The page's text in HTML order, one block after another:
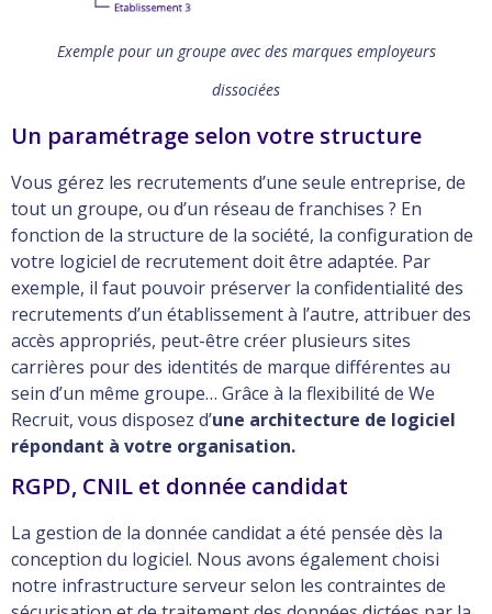
Exemple pour un groupe avec des marques employeurs
dissociées
Un paramétrage selon votre structure
Vous gérez les recrutements d’une seule entreprise, de
tout un groupe, ou d’un réseau de franchises ? En
fonction de la structure de la société, la configuration de
votre logiciel de recrutement doit être adaptée. Par
exemple, il faut pouvoir préserver la confidentialité des
recrutements d’un établissement à l’autre, attribuer des
accès appropriés, peut-être créer plusieurs sites
carrières pour des identités de marque différentes au
sein d’un même groupe… Grâce à la flexibilité de We
Recruit, vous disposez d’une architecture de logiciel
répondant à votre organisation.
RGPD, CNIL et donnée candidat
La gestion de la donnée candidat a été pensée dès la
conception du logiciel. Nous avons égalementchoisi
notre infrastructure serveur selon les contraintes de